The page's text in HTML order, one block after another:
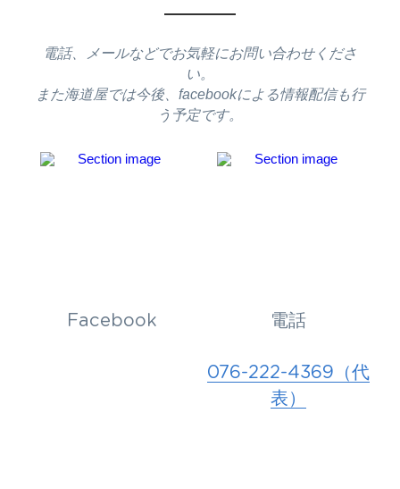
電話、メールなどでお気軽にお問い合わせくださ
い。
また海道屋では今後、facebookによる情報配信も行
う予定です。
Facebook 電話
076-222-4369（代
表）